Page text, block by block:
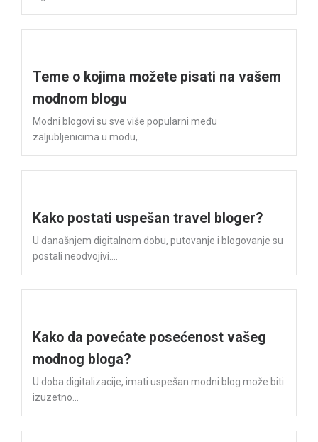
Teme o kojima možete pisati na vašem
modnom blogu
Modni blogovi su sve više popularni među
zaljubljenicima u modu,...
Kako postati uspešan travel bloger?
U današnjem digitalnom dobu, putovanje i blogovanje su
postali neodvojivi....
Kako da povećate posećenost vašeg
modnog bloga?
U doba digitalizacije, imati uspešan modni blog može biti
izuzetno...